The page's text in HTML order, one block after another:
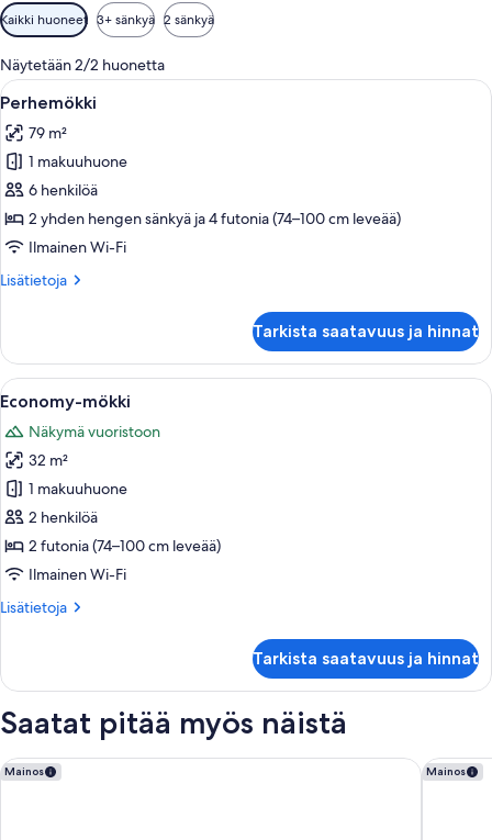
Huoneille
saatavilla
olevia
suodattimia
Kaikki huoneet 3+ sänkyä 2 sänkyä
Näytetään 2/2 huonetta
Avaa
kaikki
huonetyypin
Perhemökki
kuvat
Mukava huone, jossa on sänky,
8
Perhemökki
79 m²
1 makuuhuone
6 henkilöä
2 yhden hengen sänkyä ja 4 futonia (74–100 cm leveää)
Ilmainen Wi-Fi
Lisätietoja
Lisätietoja
Tarkista saatavuus ja hinnat
Avaa
kaikki
huonetyypin
Economy-
mökki
kuvat
Huoneessa on sänky, puinen pöytä,
9
Economy-mökki
Näkymä vuoristoon
32 m²
1 makuuhuone
2 henkilöä
2 futonia (74–100 cm leveää)
Ilmainen Wi-Fi
Lisätietoja
Lisätietoja
Tarkista saatavuus ja hinnat
Saatat pitää myös näistä
Mainos
Fuji Premium Resort Mainos
Fujisan